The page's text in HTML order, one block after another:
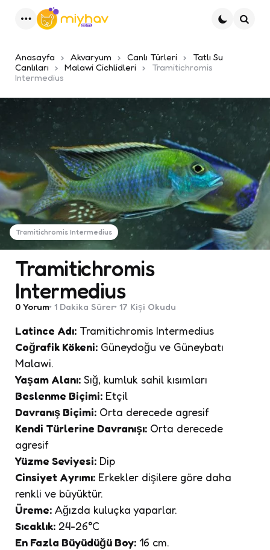
Anasayfa Akvaryum Canlı Türleri
Tatlı Su
Canlıları
Malawi Cichlidleri
Tramitichromis
Intermedius
Tramitichromis Intermedius
Tramitichromis
Intermedius
0 Yorum 1 Dakika Sürer 17 Kişi Okudu
Latince Adı: Tramitichromis Intermedius
Coğrafik Kökeni: Güneydoğu ve Güneybatı
Malawi.
Yaşam Alanı: Sığ, kumluk sahil kısımları
Beslenme Biçimi: Etçil
Davranış Biçimi: Orta derecede agresif
Kendi Türlerine Davranışı: Orta derecede
agresif
Yüzme Seviyesi: Dip
Cinsiyet Ayrımı: Erkekler dişilere göre daha
renkli ve büyüktür.
Üreme: Ağızda kuluçka yaparlar.
Sıcaklık: 24-26°C
En Fazla Büyüdüğü Boy: 16 cm.